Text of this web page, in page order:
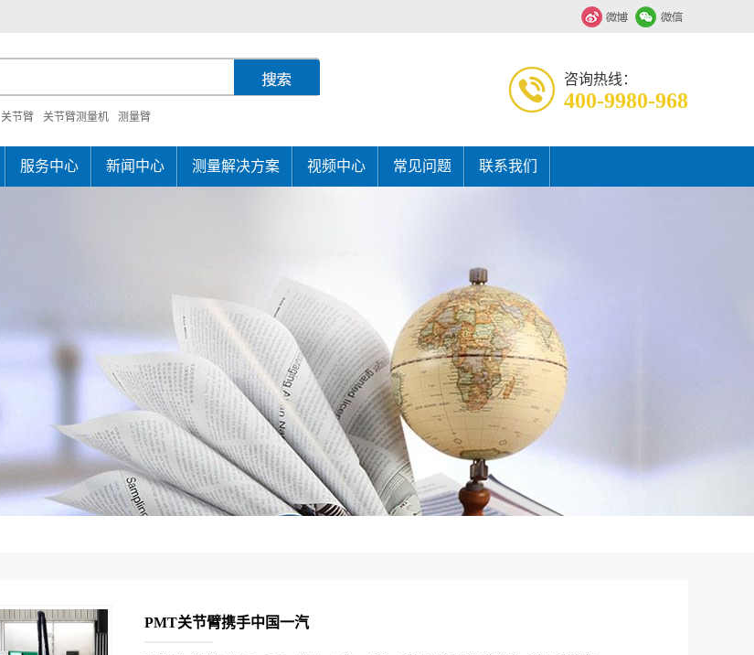
关节臂 关节臂测量机 测量臂
咨询热线：
400-9980-968
服务中心 新闻中心 测量解决方案 视频中心 常见问题 联系我们
PMT关节臂携手中国一汽